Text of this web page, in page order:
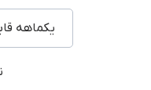
یکماهه